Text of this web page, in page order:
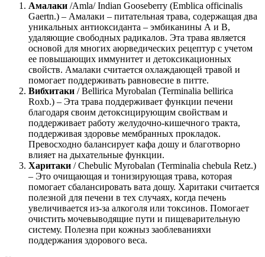
Амалаки /Amla/ Indian Gooseberry (Emblica officinalis
Gaertn.) – Амалаки – питательная трава, содержащая два
уникальных антиоксиданта – эмбиканины А и В,
удаляющие свободных радикалов. Эта трава является
основой для многих аюрведических рецептур с учетом
ее повышающих иммунитет и детоксикационных
свойств. Амалаки считается охлаждающей травой и
помогает поддерживать равновесие в питте.
Вибхитаки / Bellirica Myrobalan (Terminalia bellirica
Roxb.) – Эта трава поддерживает функции печени
благодаря своим детоксицирующим свойствам и
поддерживает работу желудочно-кишечного тракта,
поддерживая здоровье мембранных прокладок.
Превосходно балансирует кафа дошу и благотворно
влияет на дыхательные функции.
Харитаки / Chebulic Myrobalan (Terminalia chebula Retz.)
– Это очищающая и тонизирующая трава, которая
помогает сбалансировать вата дошу. Харитаки считается
полезной для печени в тех случаях, когда печень
увеличивается из-за алкоголя или токсинов. Помогает
очистить мочевыводящие пути и пищеварительную
систему. Полезна при кожныз заоблеванияхи
поддержания здорового веса.